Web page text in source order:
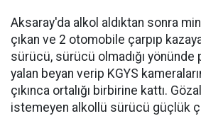
Aksaray'da alkol aldıktan sonra
çıkan ve 2 otomobile çarpıp
sürücü, sürücü olmadığı yönünde
yalan beyan verip KGYS
çıkınca ortalığı birbirine kattı.
istemeyen alkollü sürücü güçlük